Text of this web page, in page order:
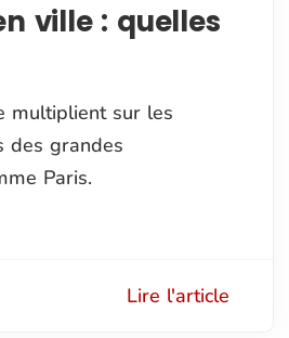
ville : quelles
multiplient sur les
des grandes
Paris.
Lire l'article